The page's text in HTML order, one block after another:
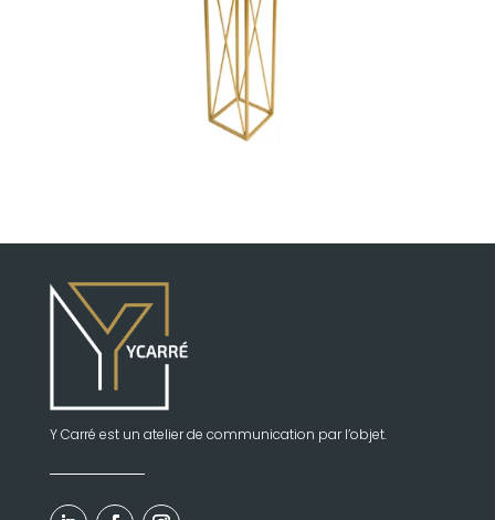
Y Carré est un atelier de communication par l’objet.